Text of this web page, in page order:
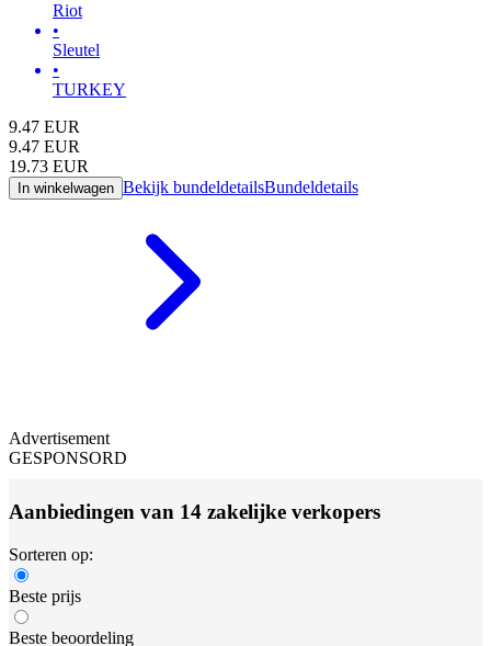
Riot
•
Sleutel
•
TURKEY
9.47 EUR
9.47 EUR
19.73 EUR
In winkelwagen Bekijk bundeldetailsBundeldetails
Advertisement
GESPONSORD
Aanbiedingen van 14 zakelijke verkopers
Sorteren op:
Beste prijs
Beste beoordeling